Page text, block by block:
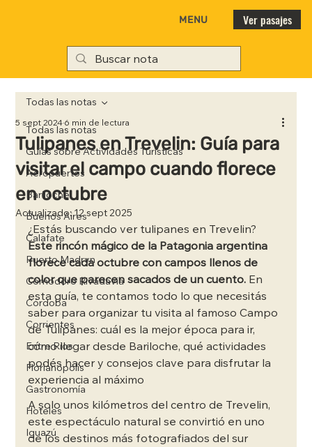
MENU Ver pasajes
Todas las notas
Guías sobre Actividades Turísticas
Aeropuertos
Bariloche
Buenos Aires
Calafate
Puerto Madryn
Comodoro Rivadavia
Córdoba
Corrientes
Entre Rios
Florianópolis
Gastronomía
Hoteles
Iguazú
Todas las notas
Tulipanes en Trevelin: Guía para
visitar el campo cuando florece
en octubre
5 sept 2024 6 min de lectura
Actualizado:12 sept 2025
¿Estás buscando ver tulipanes en Trevelin?
Este rincón mágico de la Patagonia argentina
florece cada octubre con campos llenos de
color que parecen sacados de un cuento. En
esta guía, te contamos todo lo que necesitás
saber para organizar tu visita al famoso Campo
de Tulipanes: cuál es la mejor época para ir,
cómo llegar desde Bariloche, qué actividades
podés hacer y consejos clave para disfrutar la
experiencia al máximo
A solo unos kilómetros del centro de Trevelin,
este espectáculo natural se convirtió en uno
de los destinos más fotografiados del sur